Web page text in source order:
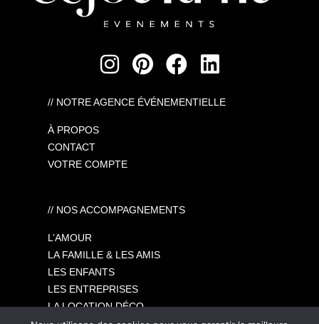
// NOTRE AGENCE ÉVÉNEMENTIELLE
À PROPOS
CONTACT
VOTRE COMPTE
// NOS ACCOMPAGNEMENTS
L’AMOUR
LA FAMILLE & LES AMIS
LES ENFANTS
LES ENTREPRISES
LA LOCATION DÉCO